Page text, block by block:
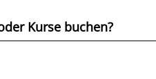
Kurse buchen?